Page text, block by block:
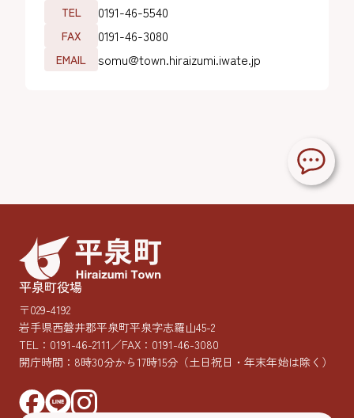
TEL
0191-46-5540
FAX 0191-46-3080
EMAIL somu@town.hiraizumi.iwate.jp
平泉町役場
〒029-4192
岩手県西磐井郡平泉町平泉字志羅山45-2
TEL： 0191-46-2111／FAX：0191-46-3080
開庁時間：8時30分から17時15分 （土日祝日・年末年始は除く）